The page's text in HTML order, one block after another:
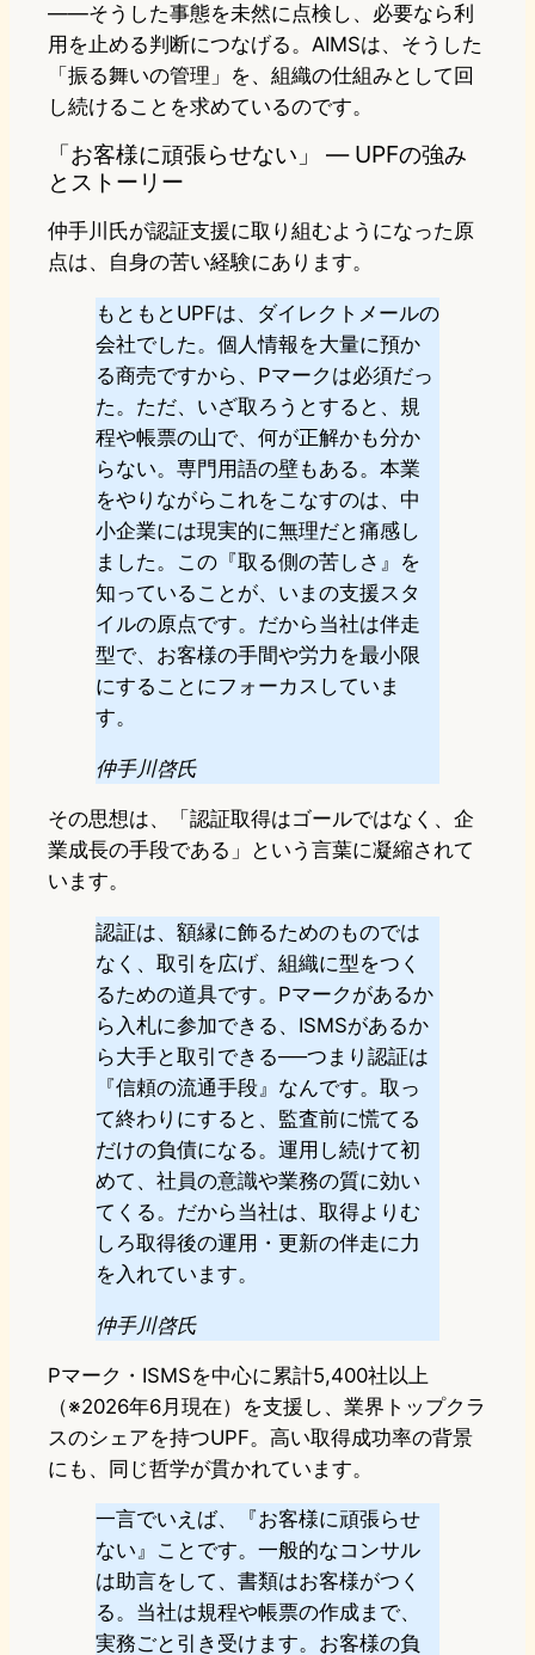
——そうした事態を未然に点検し、必要なら利
用を止める判断につなげる。AIMSは、そうした
「振る舞いの管理」を、組織の仕組みとして回
し続けることを求めているのです。
「お客様に頑張らせない」 ― UPFの強み
とストーリー
仲手川氏が認証支援に取り組むようになった原
点は、自身の苦い経験にあります。
もともとUPFは、ダイレクトメールの
会社でした。個人情報を大量に預か
る商売ですから、Pマークは必須だっ
た。ただ、いざ取ろうとすると、規
程や帳票の山で、何が正解かも分か
らない。専門用語の壁もある。本業
をやりながらこれをこなすのは、中
小企業には現実的に無理だと痛感し
ました。この『取る側の苦しさ』を
知っていることが、いまの支援スタ
イルの原点です。だから当社は伴走
型で、お客様の手間や労力を最小限
にすることにフォーカスしていま
す。
仲手川啓氏
その思想は、「認証取得はゴールではなく、企
業成長の手段である」という言葉に凝縮されて
います。
認証は、額縁に飾るためのものでは
なく、取引を広げ、組織に型をつく
るための道具です。Pマークがあるか
ら入札に参加できる、ISMSがあるか
ら大手と取引できる──つまり認証は
『信頼の流通手段』なんです。取っ
て終わりにすると、監査前に慌てる
だけの負債になる。運用し続けて初
めて、社員の意識や業務の質に効い
てくる。だから当社は、取得よりむ
しろ取得後の運用・更新の伴走に力
を入れています。
仲手川啓氏
Pマーク・ISMSを中心に累計5,400社以上
（※2026年6月現在）を支援し、業界トップクラ
スのシェアを持つUPF。高い取得成功率の背景
にも、同じ哲学が貫かれています。
一言でいえば、『お客様に頑張らせ
ない』ことです。一般的なコンサル
は助言をして、書類はお客様がつく
る。当社は規程や帳票の作成まで、
実務ごと引き受けます。お客様の負